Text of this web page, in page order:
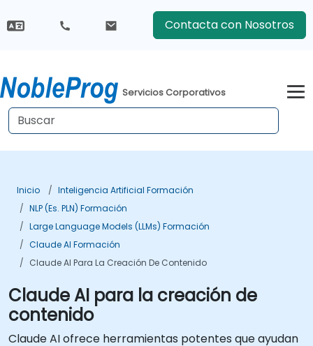
Contacta con Nosotros
Servicios Corporativos
Inicio
Inteligencia Artificial Formación
NLP (es. PLN) Formación
Large Language Models (LLMs) Formación
Claude AI Formación
Claude AI Para La Creación De Contenido
Claude AI para la creación de
contenido
Claude AI ofrece herramientas potentes que ayudan